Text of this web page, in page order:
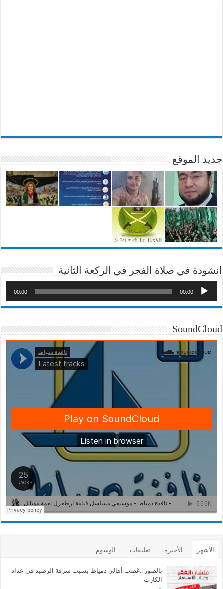
جديد الموقع
انشودة في صلاة الفجر في الركعة الثانية
00:00
00:00
SoundCloud
الأشهر الأخيرة تعليقات الوسوم
بالصور ..غضب أهالي دمياط بسبب سرقة الرصيد في عداد
الكارت